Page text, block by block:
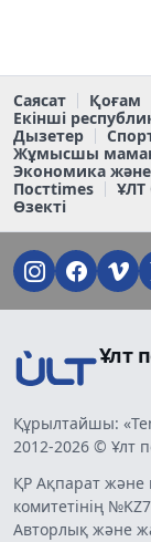
Саясат Қоғам
Екінші
Дызетер
Жұмысшы
Экономика
Постtimes
Өзекті
Ұлт
Құрылтайшы:
2012-2026 © Ұлт
ҚР Ақпарат және
комитетінің
Авторлық және